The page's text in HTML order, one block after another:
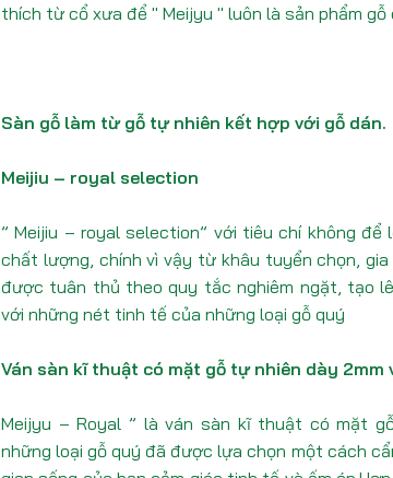
thích từ cổ xưa để " Meijyu " luôn là sản phẩm
Sàn gỗ làm từ gỗ tự nhiên kết hợp với gỗ dán.
Meijiu – royal selection
” Meijiu – royal selection” với tiêu chí không
chất lượng, chính vì vậy từ khâu tuyển chọn,
được tuân thủ theo quy tắc nghiêm ngặt, tạo
với những nét tinh tế của những loại gỗ quý
Ván sàn kĩ thuật có mặt gỗ tự nhiên dày 2mm
Meijyu – Royal ” là ván sàn kĩ thuật có mặt
những loại gỗ quý đã được lựa chọn một cách